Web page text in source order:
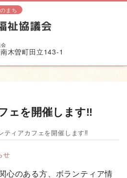
まち
木曽町田立143-1
ェを開催します‼
ティアカフェを開催します‼
せ
心のある方、ボランティア情